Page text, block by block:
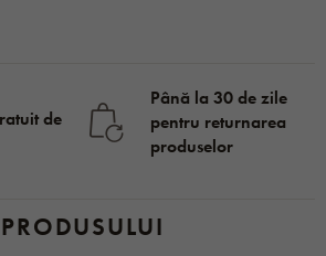
de
Până la 30 de zile
pentru returnarea
produselor